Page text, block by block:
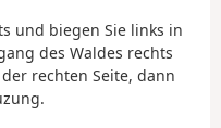
und biegen Sie links in
des Waldes rechts
rechten Seite, dann